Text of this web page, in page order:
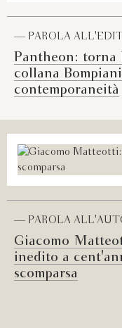
— PAROLA
Pantheon: torna
collana
contemporaneità
— PAROLA
Giacomo
inedito a
scomparsa